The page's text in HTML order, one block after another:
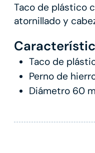
Taco de plástico
atornillado y
Taco de
Perno de
Diámetro 60